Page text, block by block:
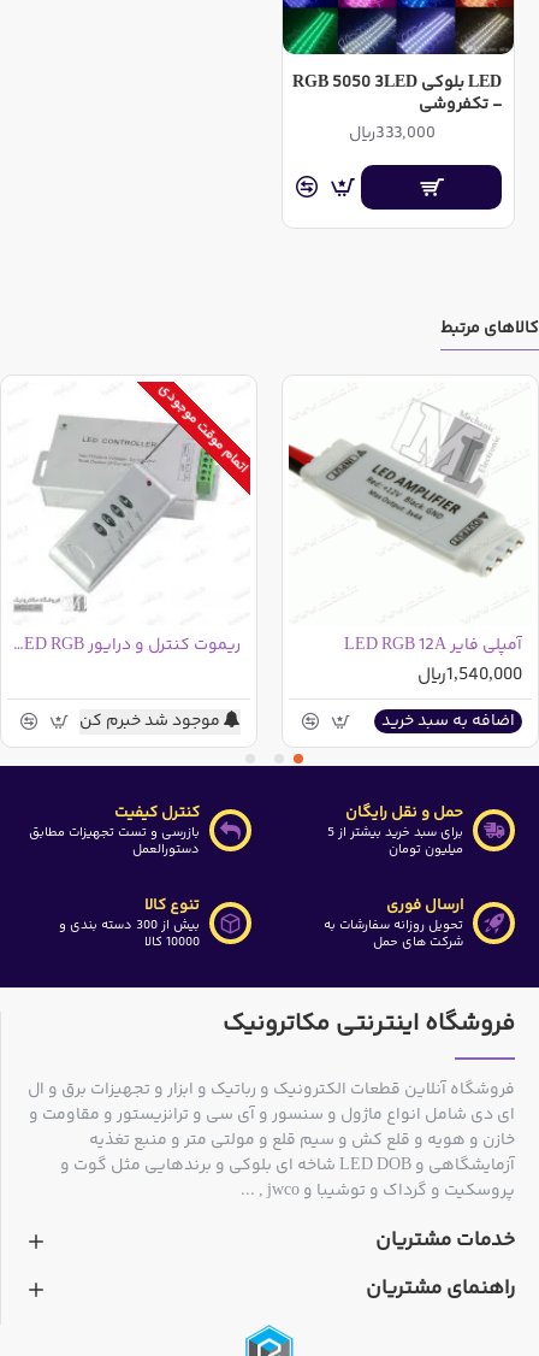
LED بلوکی RGB 5050 3LED
- تکفروشی
333,000ریال
کالاهای مرتبط
آمپلی فایر LED RGB 12A
1,540,000ریال
اضافه به سبد خرید
اتمام موقت موجودی
ریموت کنترل و درایور LED RGB - رادیویی - 4 کلید - 30A
موجود شد خبرم کن
حمل و نقل رایگان
برای سبد خرید بیشتر از 5
میلیون تومان
کنترل کیفیت
بازرسی و تست تجهیزات مطابق
دستورالعمل
ارسال فوری
تحویل روزانه سفارشات به
شرکت های حمل
تنوع کالا
بیش از 300 دسته بندی و
10000 کالا
فروشگاه اینترنتی مکاترونیک
فروشگاه آنلاین قطعات الکترونیک و رباتیک و ابزار و تجهیزات برق و ال
ای دی شامل انواع ماژول و سنسور و آی سی و ترانزیستور و مقاومت و
خازن و هویه و قلع کش و سیم قلع و مولتی متر و منبع تغذیه
آزمایشگاهی و LED DOB شاخه ای بلوکی و برندهایی مثل گوت و
پروسکیت و گرداک و توشیبا و jwco , ...
خدمات مشتریان
راهنمای مشتریان